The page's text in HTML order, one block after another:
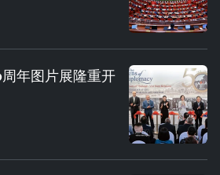
年图片展隆重开